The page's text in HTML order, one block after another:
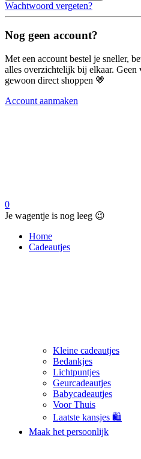
Wachtwoord vergeten?
Nog geen account?
Met een account bestel je sneller,
alles overzichtelijk bij elkaar.
gewoon direct shoppen 🤎
Account aanmaken
0
Je wagentje is nog leeg 😉
Home
Cadeautjes
Kleine cadeautjes
Bedankjes
Lichtpuntjes
Geurcadeautjes
Babycadeautjes
Voor Thuis
Laatste kansjes 🛍️
Maak het persoonlijk